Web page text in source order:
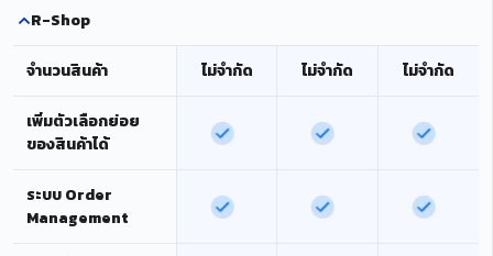
R-Shop
จำนวนสินค้า ไม่จำกัด ไม่จำกัด ไม่จำกัด
เพิ่มตัวเลือกย่อย
ของสินค้าได้
ระบบ Order
Management